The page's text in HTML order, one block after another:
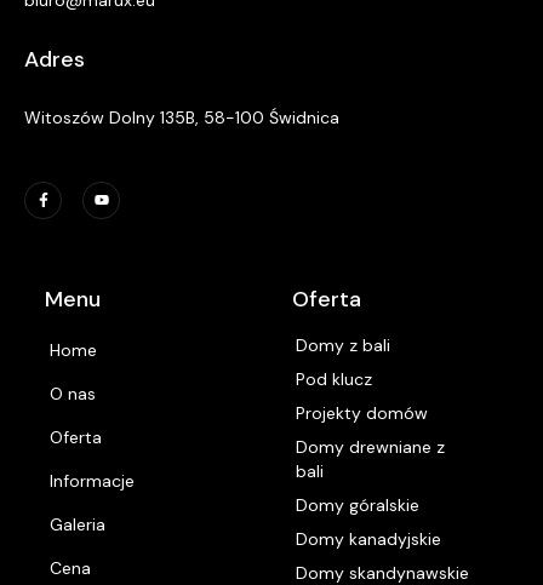
Adres
Witoszów Dolny 135B, 58-100 Świdnica
Menu
Home
O nas
Oferta
Informacje
Galeria
Cena
Oferta
Domy z bali
Pod klucz
Projekty domów
Domy drewniane z
bali
Domy góralskie
Domy kanadyjskie
Domy skandynawskie